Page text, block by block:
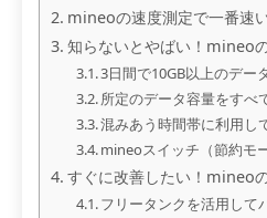
mineoの速度測定で一番速
知らないとやばい！mineo
3日間で10GB以上のデー
所定のデータ容量をすべ
混みあう時間帯に利用し
mineoスイッチ（節約モ
すぐに改善したい！mineo
フリータンクを活用して